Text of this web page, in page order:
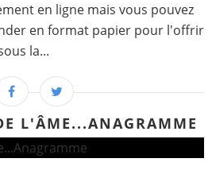
en ligne mais vous pouvez
en format papier pour l'offrir
la...
L'ÂME...ANAGRAMME